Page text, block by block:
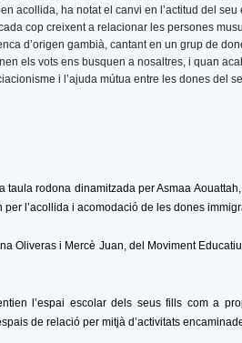
acollida, ha notat el canvi en l’actitud del
cop creixent a relacionar les persones
d’origen gambià, cantant en un grup de
els vots ens busquen a nosaltres, i quan
i l’ajuda mútua entre les dones del
taula rodona dinamitzada per Asmaa
l’acollida i acomodació de les dones
Oliveras i Mercè Juan, del Moviment
l’espai escolar dels seus fills com a
de relació per mitjà d’activitats